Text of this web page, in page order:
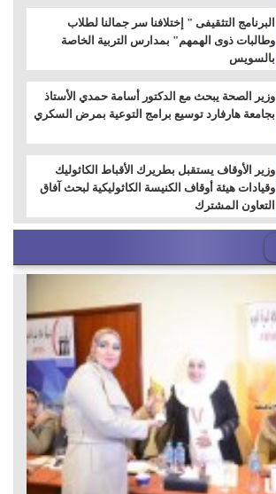
البرنامج التثقيفى " إختلافنا سر جمالنا لطلاب
وطالبات ذوى الهمهم" بمدارس التربية الخاصة
بالسويس
وزير الصحة يبحث مع الدكتور أسامة حمدي الأستاذ
بجامعة هارفارد توسيع برامج التوعية بمرض السكري
وزير الأوقاف يستقبل بطريرك الأقباط الكاثوليك
وقيادات هيئة أوقاف الكنيسة الكاثوليكية لبحث آفاق
التعاون المشترك